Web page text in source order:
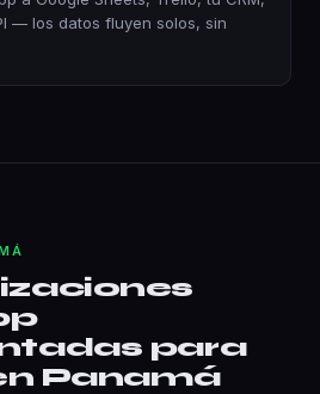
— los datos fluyen solos, sin
para
Panamá